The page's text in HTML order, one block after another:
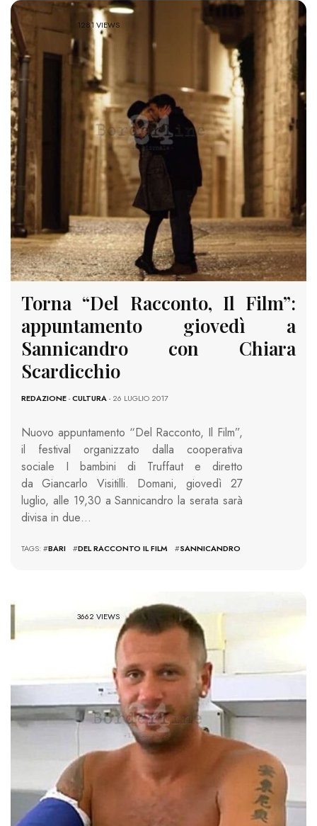
1281 VIEWS
Torna “Del Racconto, Il Film”:
appuntamento giovedì a
Sannicandro con Chiara
Scardicchio
REDAZIONE-CULTURA- 26 LUGLIO 2017
Nuovo appuntamento “Del Racconto, Il Film”,
il festival organizzato dalla cooperativa
sociale I bambini di Truffaut e diretto
da Giancarlo Visitilli. Domani, giovedì 27
luglio, alle 19,30 a Sannicandro la serata sarà
divisa in due…
TAGS: #BARI #DEL RACCONTO IL FILM #SANNICANDRO
3662 VIEWS